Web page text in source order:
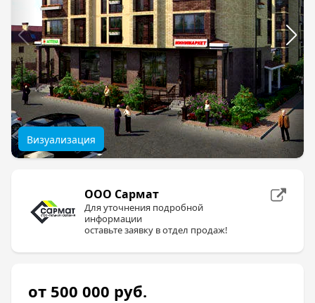
Визуализация
ООО Сармат
Для уточнения подробной
информации
оставьте заявку в отдел продаж!
от 500 000 руб.